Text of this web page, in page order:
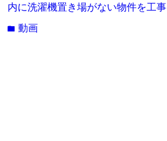
内に洗濯機置き場がない物件を工事
folder動画